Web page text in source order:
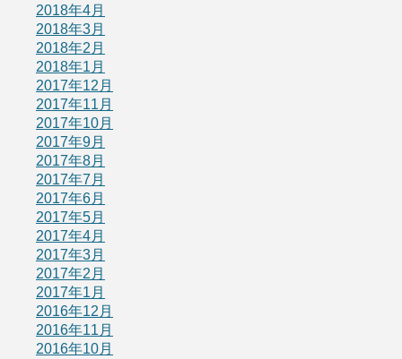
2018年4月
2018年3月
2018年2月
2018年1月
2017年12月
2017年11月
2017年10月
2017年9月
2017年8月
2017年7月
2017年6月
2017年5月
2017年4月
2017年3月
2017年2月
2017年1月
2016年12月
2016年11月
2016年10月